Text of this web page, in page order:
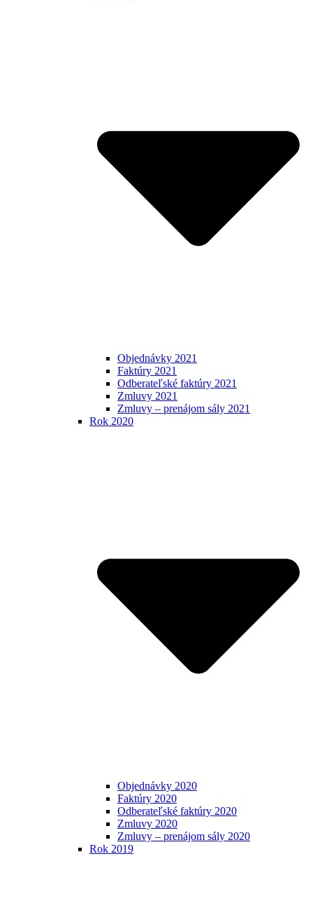
Objednávky 2021
Faktúry 2021
Odberateľské faktúry 2021
Zmluvy 2021
Zmluvy – prenájom sály 2021
Rok 2020
Objednávky 2020
Faktúry 2020
Odberateľské faktúry 2020
Zmluvy 2020
Zmluvy – prenájom sály 2020
Rok 2019